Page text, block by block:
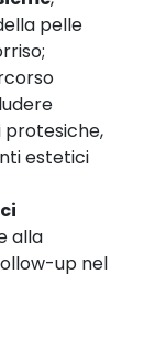
pelle
protesiche,
estetici
alla
up nel